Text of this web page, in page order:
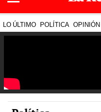
LO ÚLTIMO POLÍTICA OPINIÓN